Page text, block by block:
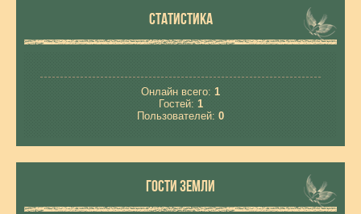
СТАТИСТИКА
Онлайн всего: 1
Гостей: 1
Пользователей: 0
ГОСТИ ЗЕМЛИ